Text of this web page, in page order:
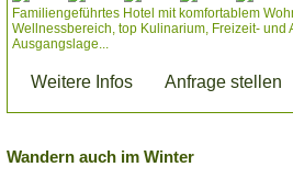
Familiengeführtes Hotel mit komfortablem
Wellnessbereich, top Kulinarium, Freizeit- und
Ausgangslage...
Weitere Infos Anfrage stellen
Wandern auch im Winter